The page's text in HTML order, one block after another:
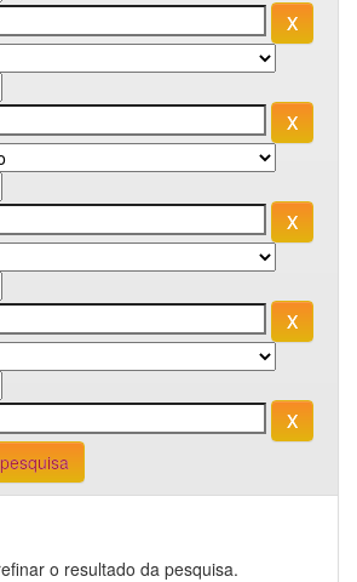
o resultado da pesquisa.